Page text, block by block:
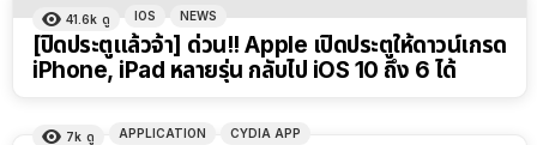
41.6k ดู IOS NEWS
[ปิดประตูแล้วจ้า] ด่วน!! Apple เปิดประตูให้ดาวน์เกรด
iPhone, iPad หลายรุ่น กลับไป iOS 10 ถึง 6 ได้
7k ดู APPLICATION CYDIA APP